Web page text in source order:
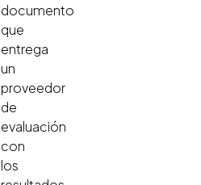
documento
que
entrega
un
proveedor
de
evaluación
con
los